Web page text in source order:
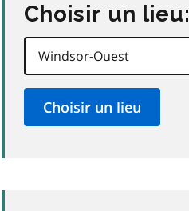
Choisir un lieu: